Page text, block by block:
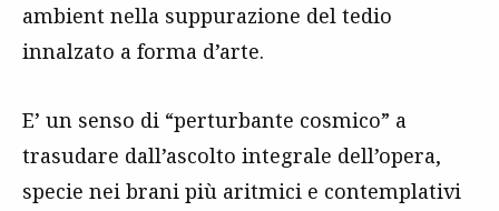
ambient nella suppurazione del tedio
innalzato a forma d’arte.
E’ un senso di “perturbante cosmico” a
trasudare dall’ascolto integrale dell’opera,
specie nei brani più aritmici e contemplativi